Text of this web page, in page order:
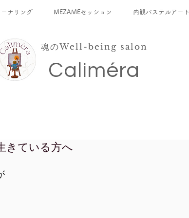
ナリング MEZAMEセッション 内観パステルアート
​Caliméra
魂のWell-being salon
きている方へ